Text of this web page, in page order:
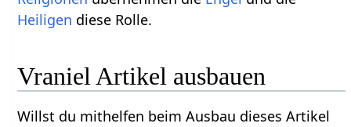
Heiligen diese Rolle.
Vraniel Artikel ausbauen
Willst du mithelfen beim Ausbau dieses Artikel